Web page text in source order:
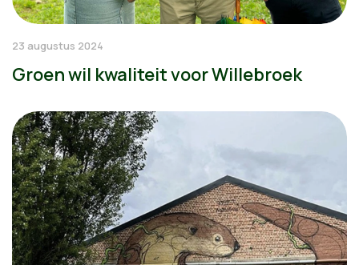
23 augustus 2024
Groen wil kwaliteit voor Willebroek